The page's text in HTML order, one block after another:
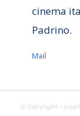
cinema
Padrino.
Mail
© Copyright -